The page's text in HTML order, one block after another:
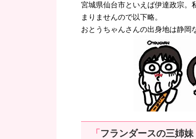
宮城県仙台市といえば伊達政宗。
まりませんので以下略。
おとうちゃんさんの出身地は静岡
「 フランダースの三姉妹